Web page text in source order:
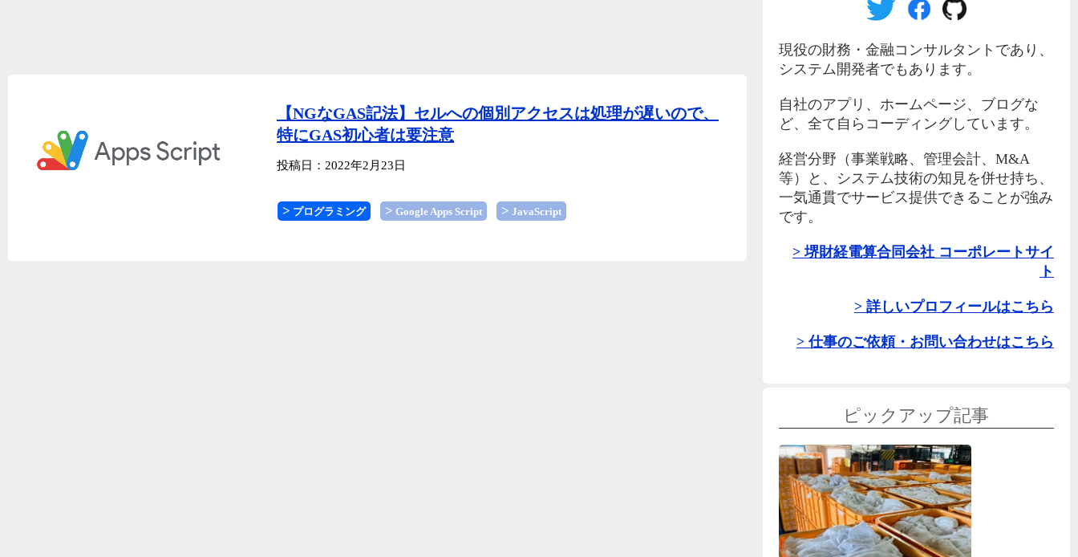
【NGなGAS記法】セルへの個別アクセスは処理が遅いので、
特にGAS初心者は要注意
投稿日：2022年2月23日
プログラミング Google Apps Script JavaScript
現役の財務・金融コンサルタントであり、
システム開発者でもあります。
自社のアプリ、ホームページ、ブログな
ど、全て自らコーディングしています。
経営分野（事業戦略、管理会計、M&A
等）と、システム技術の知見を併せ持ち、
一気通貫でサービス提供できることが強み
です。
堺財経電算合同会社 コーポレートサイ
ト
詳しいプロフィールはこちら
仕事のご依頼・お問い合わせはこちら
ピックアップ記事